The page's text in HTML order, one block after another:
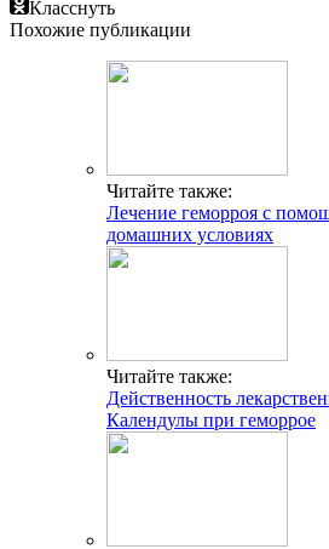
Класснуть
Похожие публикации
Читайте также:
Лечение геморроя с
домашних условиях
Читайте также:
Действенность
Календулы при геморрое